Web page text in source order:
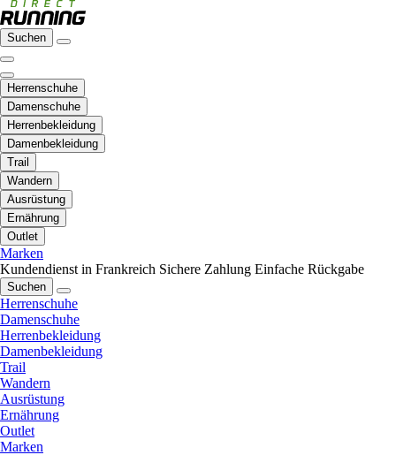
Suchen
Herrenschuhe
Damenschuhe
Herrenbekleidung
Damenbekleidung
Trail
Wandern
Ausrüstung
Ernährung
Outlet
Marken
Kundendienst in Frankreich Sichere Zahlung Einfache Rückgabe
Suchen
Herrenschuhe
Damenschuhe
Herrenbekleidung
Damenbekleidung
Trail
Wandern
Ausrüstung
Ernährung
Outlet
Marken